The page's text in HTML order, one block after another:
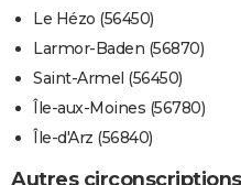
Le Hézo (56450)
Larmor-Baden (56870)
Saint-Armel (56450)
Île-aux-Moines (56780)
Île-d'Arz (56840)
Autres